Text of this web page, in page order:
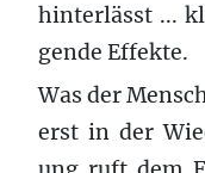
hin­ter­lässt ...
gende Effekte.
Was der
erst in der